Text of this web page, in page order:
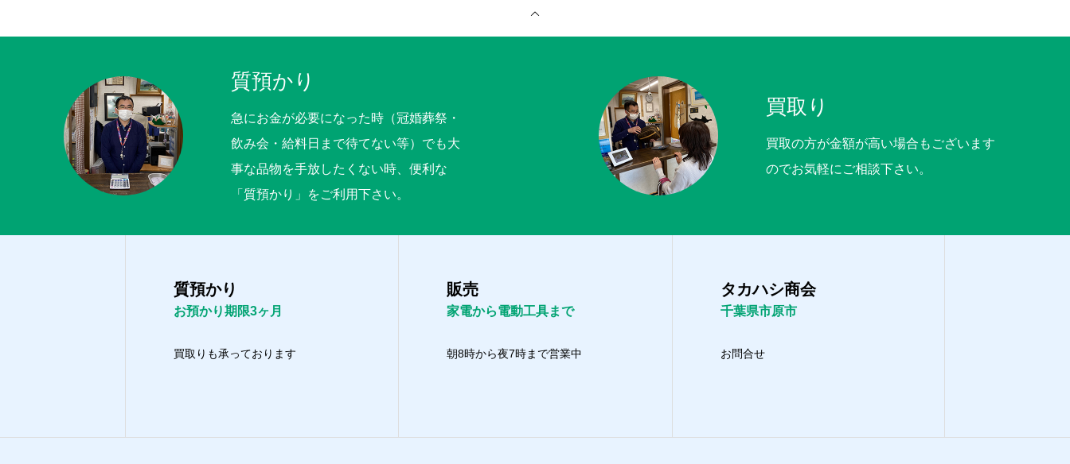
質預かり
急にお金が必要になった時（冠婚葬祭・
飲み会・給料日まで待てない等）でも大
事な品物を手放したくない時、便利な
「質預かり」をご利用下さい。
買取り
買取の方が金額が高い場合もございます
のでお気軽にご相談下さい。
質預かり
お預かり期限3ヶ月
買取りも承っております
販売
家電から電動工具まで
朝8時から夜7時まで営業中
タカハシ商会
千葉県市原市
お問合せ